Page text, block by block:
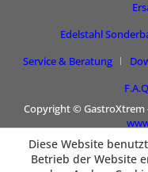
Edelstahl
Service & Beratung
Copyright © GastroXtrem
Diese Website
Betrieb der Website